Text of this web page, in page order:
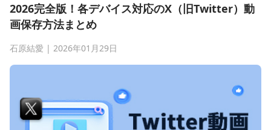
2026完全版！各デバイス対応のX（旧Twitter）動
画保存方法まとめ
石原結愛 | 2026年01月29日